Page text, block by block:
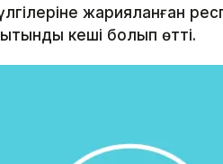
жарияланған
кеші болып өтті.